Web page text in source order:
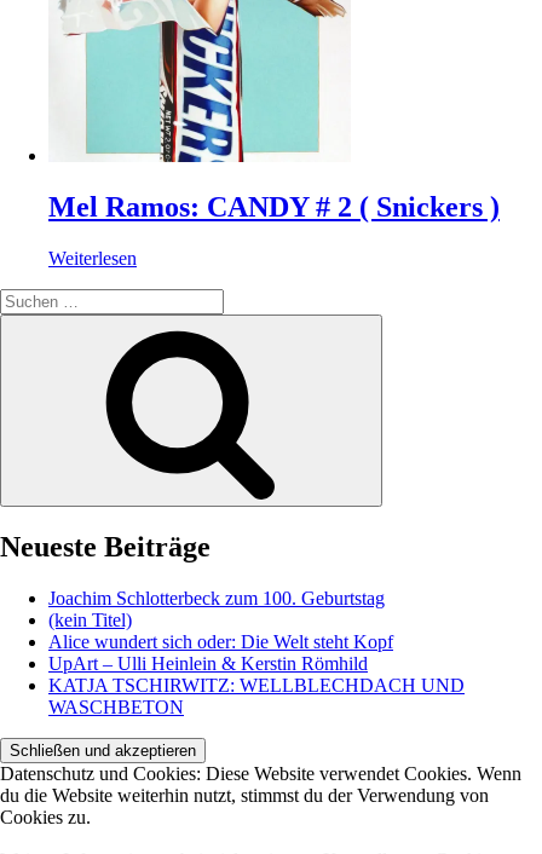
Mel Ramos: CANDY # 2 ( Snickers )
Weiterlesen
Suche
nach:
Neueste Beiträge
Joachim Schlotterbeck zum 100. Geburtstag
(kein Titel)
Alice wundert sich oder: Die Welt steht Kopf
UpArt – Ulli Heinlein & Kerstin Römhild
KATJA TSCHIRWITZ: WELLBLECHDACH UND
WASCHBETON
Datenschutz und Cookies: Diese Website verwendet Cookies. Wenn
du die Website weiterhin nutzt, stimmst du der Verwendung von
Cookies zu.